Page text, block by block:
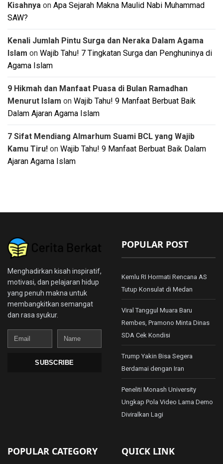
Kisahnya on Apa Sejarah Makna Maulid Nabi Muhammad
SAW?
Kenali Jumlah Pintu Surga dan Neraka Dalam Agama
Islam on Wajib Tahu! 7 Tingkatan Surga dan Penghuninya di
Agama Islam
9 Hikmah dan Manfaat Puasa di Bulan Ramadhan
Menurut Islam on Wajib Tahu! 9 Manfaat Berbuat Baik
Dalam Ajaran Agama Islam
7 Sifat Mendiang Almarhum Suami BCL yang Wajib
Kamu Tiru! on Wajib Tahu! 9 Manfaat Berbuat Baik Dalam
Ajaran Agama Islam
Menghadirkan kisah inspiratif,
motivasi, dan pelajaran hidup
yang penuh makna untuk
membangkitkan semangat
dan rasa syukur.
Email
Name
SUBSCRIBE
POPULAR POST
Kemlu RI Hormati Rencana AS
Tutup Konsulat di Medan
Viral Tanggul Muara Baru
Rembes, Pramono Minta Dinas
SDA Cek Kondisi
Trump Yakin Bisa Segera
Berdamai dengan Iran
Peneliti Monash University
Ungkap Pola Video Lama Demo
Diviralkan Lagi
POPULAR CATEGORY QUICK LINK